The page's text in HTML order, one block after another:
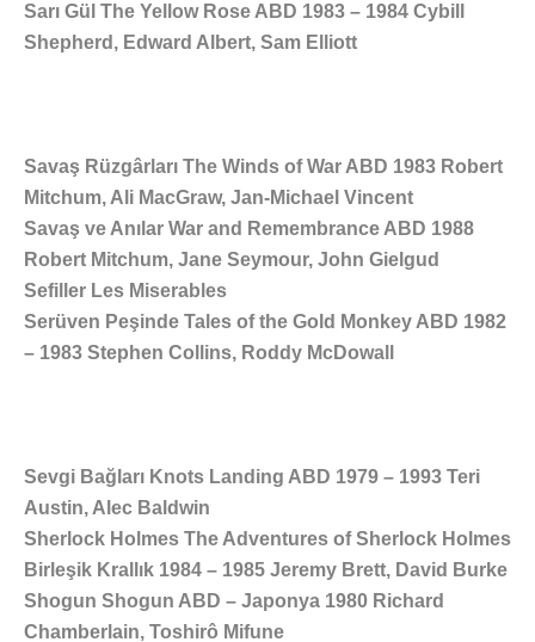
Sarı Gül The Yellow Rose ABD 1983 – 1984 Cybill
Shepherd, Edward Albert, Sam Elliott
Savaş Rüzgârları The Winds of War ABD 1983 Robert
Mitchum, Ali MacGraw, Jan-Michael Vincent
Savaş ve Anılar War and Remembrance ABD 1988
Robert Mitchum, Jane Seymour, John Gielgud
Sefiller Les Miserables
Serüven Peşinde Tales of the Gold Monkey ABD 1982
– 1983 Stephen Collins, Roddy McDowall
Sevgi Bağları Knots Landing ABD 1979 – 1993 Teri
Austin, Alec Baldwin
Sherlock Holmes The Adventures of Sherlock Holmes
Birleşik Krallık 1984 – 1985 Jeremy Brett, David Burke
Shogun Shogun ABD – Japonya 1980 Richard
Chamberlain, Toshirô Mifune